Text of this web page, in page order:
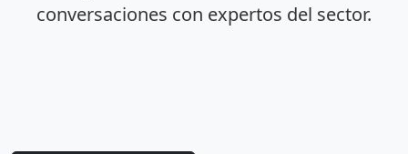
conversaciones con expertos del sector.